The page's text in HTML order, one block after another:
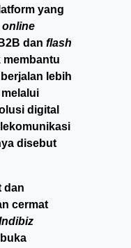
yang
online
dan flash
lebih
digital
disebut
dan
cermat